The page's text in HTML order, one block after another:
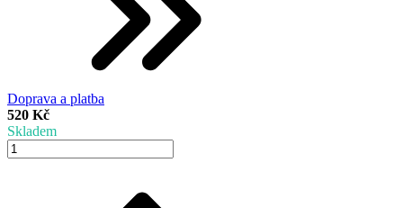
Doprava a platba
520 Kč
Skladem